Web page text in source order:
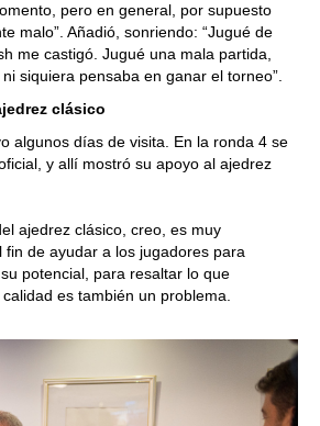
pero en general, por supuesto
malo”. Añadió, sonriendo: “Jugué de
me castigó. Jugué una mala partida,
siquiera pensaba en ganar el torneo”.
clásico
algunos días de visita. En la ronda 4 se
y allí mostró su apoyo al ajedrez
ajedrez clásico, creo, es muy
fin de ayudar a los jugadores para
potencial, para resaltar lo que
es también un problema.